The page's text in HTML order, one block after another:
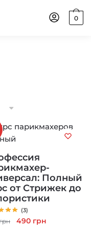
0
Полный
от Стрижек до
(3)
Первоначальная
490 грн